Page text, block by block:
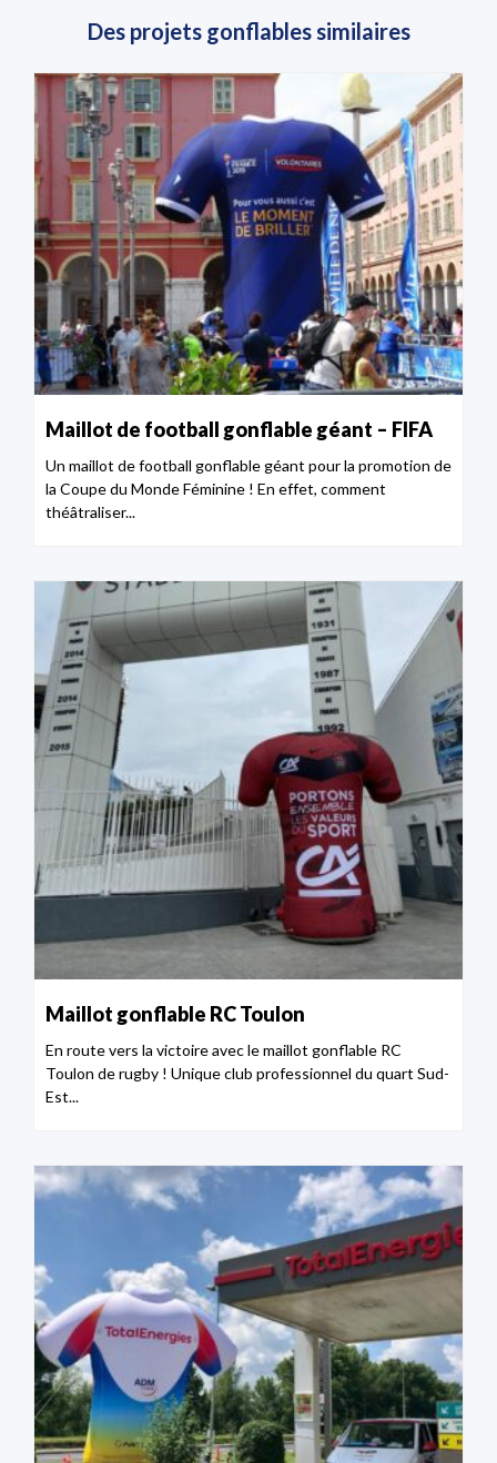
Des projets gonflables similaires
Maillot de football gonflable géant – FIFA
Un maillot de football gonflable géant pour la promotion de
la Coupe du Monde Féminine ! En effet, comment
théâtraliser...
Maillot gonflable RC Toulon
En route vers la victoire avec le maillot gonflable RC
Toulon de rugby ! Unique club professionnel du quart Sud-
Est...